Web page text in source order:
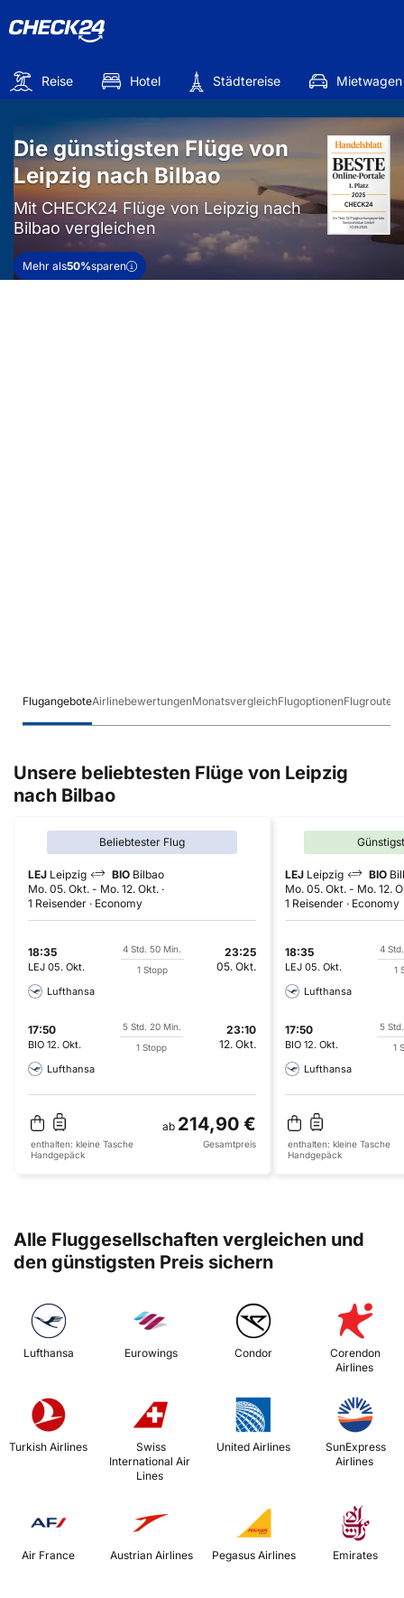
Reise Hotel Städtereise Mietwagen
Die günstigsten Flüge von
Leipzig nach Bilbao
Mit CHECK24 Flüge von Leipzig nach
Bilbao vergleichen
Mehr als50%sparen
FlugangeboteAirlinebewertungenMonatsvergleichFlugoptionenFlugrouten
Unsere beliebtesten Flüge von Leipzig
nach Bilbao
Beliebtester Flug
LEJ Leipzig BIO Bilbao
Mo. 05. Okt. - Mo. 12. Okt.
1 Reisender
Economy
18:35
LEJ 05. Okt.
4 Std. 50 Min.
1 Stopp
23:25
05. Okt.
Lufthansa
17:50
BIO 12. Okt.
5 Std. 20 Min.
1 Stopp
23:10
12. Okt.
Lufthansa
ab 214,90 €
enthalten: kleine Tasche
Handgepäck
Gesamtpreis
LEJ Leipzig BIO
Mo. 05. Okt. - Mo. 12.
1 Reisender
Economy
18:35
LEJ 05. Okt.
4
1
Lufthansa
17:50
BIO 12. Okt.
5
1
Lufthansa
enthalten: kleine Tasche
Handgepäck
Alle Fluggesellschaften vergleichen und
den günstigsten Preis sichern
Lufthansa Eurowings Condor
Corendon
Airlines
Turkish Airlines
International Air
Lines
United Airlines
Airlines
Air France Austrian Airlines Emirates